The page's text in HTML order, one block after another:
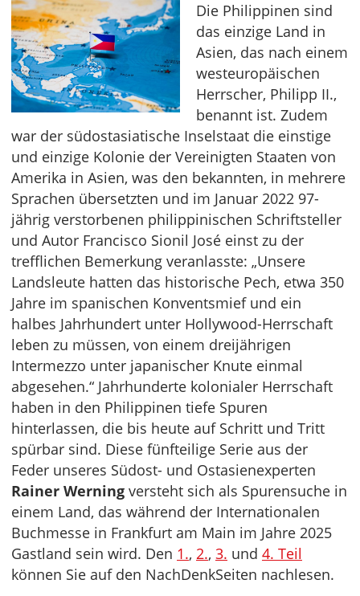
Die Philippinen sind
das einzige Land in
Asien, das nach einem
westeuropäischen
Herrscher, Philipp II.,
benannt ist. Zudem
war der südostasiatische Inselstaat die einstige
und einzige Kolonie der Vereinigten Staaten von
Amerika in Asien, was den bekannten, in mehrere
Sprachen übersetzten und im Januar 2022 97-
jährig verstorbenen philippinischen Schriftsteller
und Autor Francisco Sionil José einst zu der
trefflichen Bemerkung veranlasste: „Unsere
Landsleute hatten das historische Pech, etwa 350
Jahre im spanischen Konventsmief und ein
halbes Jahrhundert unter Hollywood-Herrschaft
leben zu müssen, von einem dreijährigen
Intermezzo unter japanischer Knute einmal
abgesehen.“ Jahrhunderte kolonialer Herrschaft
haben in den Philippinen tiefe Spuren
hinterlassen, die bis heute auf Schritt und Tritt
spürbar sind. Diese fünfteilige Serie aus der
Feder unseres Südost- und Ostasienexperten
Rainer Werning versteht sich als Spurensuche in
einem Land, das während der Internationalen
Buchmesse in Frankfurt am Main im Jahre 2025
Gastland sein wird. Den 1., 2., 3. und 4. Teil
können Sie auf den NachDenkSeiten nachlesen.